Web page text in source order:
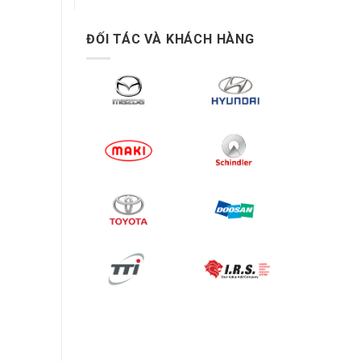
ĐỐI TÁC VÀ KHÁCH HÀNG